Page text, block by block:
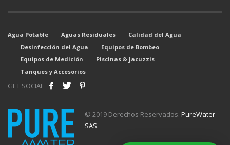
Agua Potable Aguas Residuales
Calidad del Agua
Desinfección del Agua
Equipos de Bombeo
Equipos de Medición
Piscinas & Jacuzzis
Tanques y Accesorios
GET SOCIAL
© 2019 Derechos Reservados. PureWater
SAS.